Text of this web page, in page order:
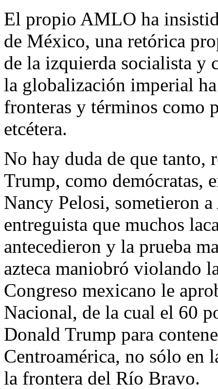
El propio AMLO ha
de México, una retórica
de la izquierda socialista y
la globalización imperial
fronteras y términos como
etcétera.
No hay duda de que tanto,
Trump, como demócratas,
Nancy Pelosi, sometieron
entreguista que muchos
antecedieron y la prueba
azteca maniobró violando
Congreso mexicano le
Nacional, de la cual el 60
Donald Trump para
Centroamérica, no sólo en
la frontera del Río Bravo.